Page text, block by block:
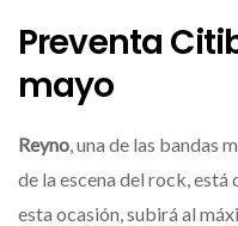
Preventa
mayo
Reyno , una de las bandas
de la escena del rock, está
esta ocasión, subirá al